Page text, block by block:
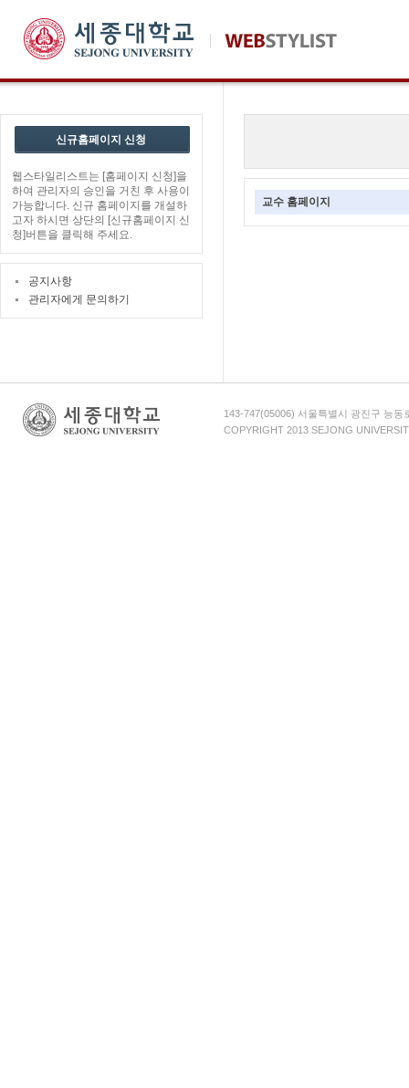
신규홈페이지 신청
웹스타일리스트는 [홈페이지 신청]을
하여 관리자의 승인을 거친 후 사용이
가능합니다. 신규 홈페이지를 개설하
고자 하시면 상단의 [신규홈페이지 신
청]버튼을 클릭해 주세요.
공지사항
관리자에게 문의하기
교수 홈페이지
143-747(05006) 서울특별시 광진구 능동
COPYRIGHT 2013 SEJONG